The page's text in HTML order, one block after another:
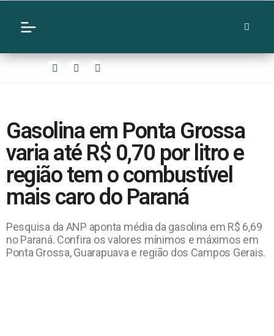
Gasolina em Ponta Grossa
varia até R$ 0,70 por litro e
região tem o combustível
mais caro do Paraná
Pesquisa da ANP aponta média da gasolina em R$ 6,69
no Paraná. Confira os valores mínimos e máximos em
Ponta Grossa, Guarapuava e região dos Campos Gerais.